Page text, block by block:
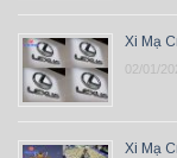
Xi Mạ
02/01/
Xi Mạ